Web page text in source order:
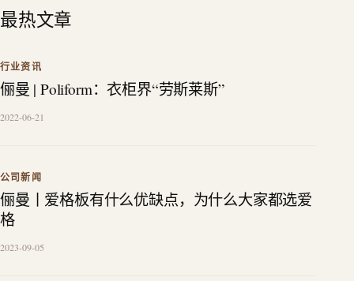
最热文章
行业资讯
俪曼 | Poliform：衣柜界“劳斯莱斯”
2022-06-21
公司新闻
俪曼丨爱格板有什么优缺点，为什么大家都选爱
格
2023-09-05